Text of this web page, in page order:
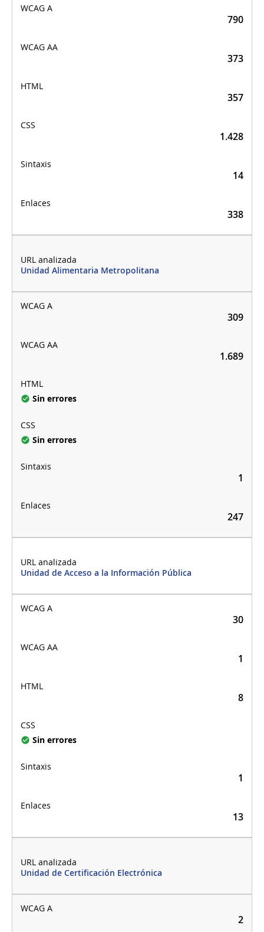
790
373
357
1.428
14
338
Unidad Alimentaria Metropolitana
309
1.689
Sin errores
Sin errores
1
247
Unidad de Acceso a la Información Pública
30
1
8
Sin errores
1
13
Unidad de Certificación Electrónica
2